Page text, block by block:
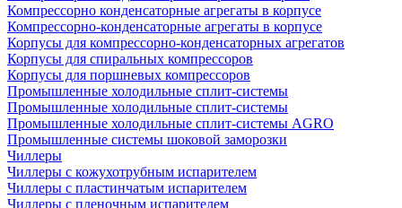
Компрессорно конденсаторные агрегаты в корпусе
Компрессорно-конденсаторные агрегаты в корпусе
Корпусы для компрессорно-конденсаторных агрегатов
Корпусы для спиральных компрессоров
Корпусы для поршневых компрессоров
Промышленные холодильные сплит-системы
Промышленные холодильные сплит-системы
Промышленные холодильные сплит-системы AGRO
Промышленные системы шоковой заморозки
Чиллеры
Чиллеры с кожухотрубным испарителем
Чиллеры с пластинчатым испарителем
Чиллеры с пленочным испарителем